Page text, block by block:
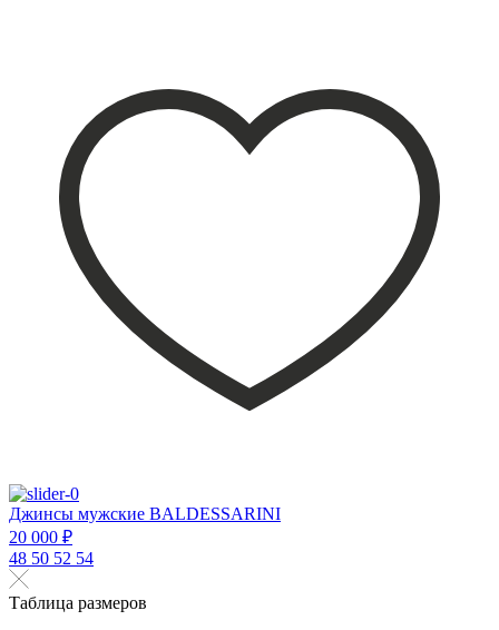
Джинсы мужские BALDESSARINI
20 000 ₽
48 50 52 54
Таблица размеров